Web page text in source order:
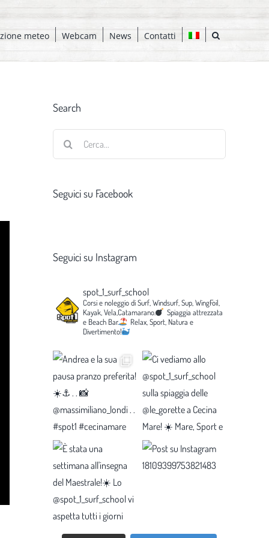
meteo Webcam News Contatti
Search
Seguici su Facebook
Seguici su Instagram
spot_1_surf_school
Corsi e noleggio di Surf, Windsurf, Sup, WingFoil,
Kayak, Vela,Catamarano.
Spiaggia attrezzata
e Beach Bar.
Relax, Sport, Natura e
Divertimento!